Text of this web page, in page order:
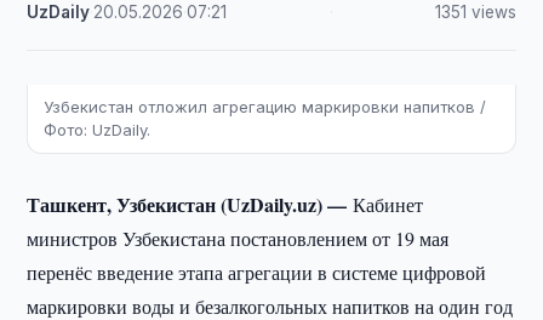
UzDaily 20.05.2026 ·07:21 1351 views
Узбекистан отложил агрегацию маркировки напитков /
Фото: UzDaily.
Ташкент, Узбекистан (UzDaily.uz) —Кабинет
министров Узбекистана постановлением от 19 мая
перенёс введение этапа агрегации в системе цифровой
маркировки воды и безалкогольных напитков на один год